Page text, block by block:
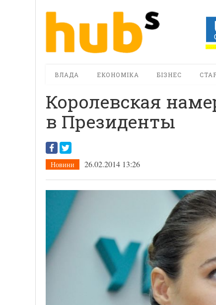
ВЛАДА ЕКОНОМІКА БІЗНЕС
Королевская
в Президенты
Новини 26.02.2014 13:26